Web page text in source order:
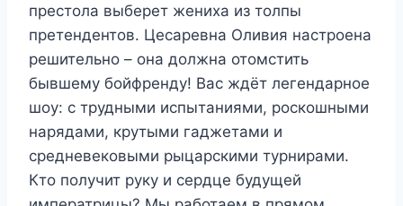
престола выберет жениха из толпы
претендентов. Цесаревна Оливия настроена
решительно – она должна отомстить
бывшему бойфренду! Вас ждёт легендарное
шоу: с трудными испытаниями, роскошными
нарядами, крутыми гаджетами и
средневековыми рыцарскими турнирами.
Кто получит руку и сердце будущей